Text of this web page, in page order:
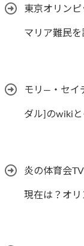
東京オリン
マリア難民を
モリ―・セイ
ダル]のwikiと
炎の体育会
現在は？オリ